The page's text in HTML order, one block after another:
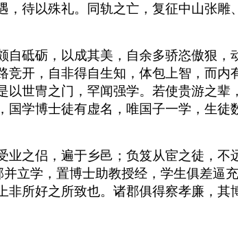
待以殊礼。同轨之亡，复征中山张
砥砺，以成其美，自余多骄恣傲狠
开，自非得自生知，体包上智，而内
世冑之门，罕闻强学。若使贵游之
学博士徒有虚名，唯国子一学，生
之侣，遍于乡邑；负笈从宦之徒，
立学，置博士助教授经，学生俱差逼
所好之所致也。诸郡俱得察孝廉，